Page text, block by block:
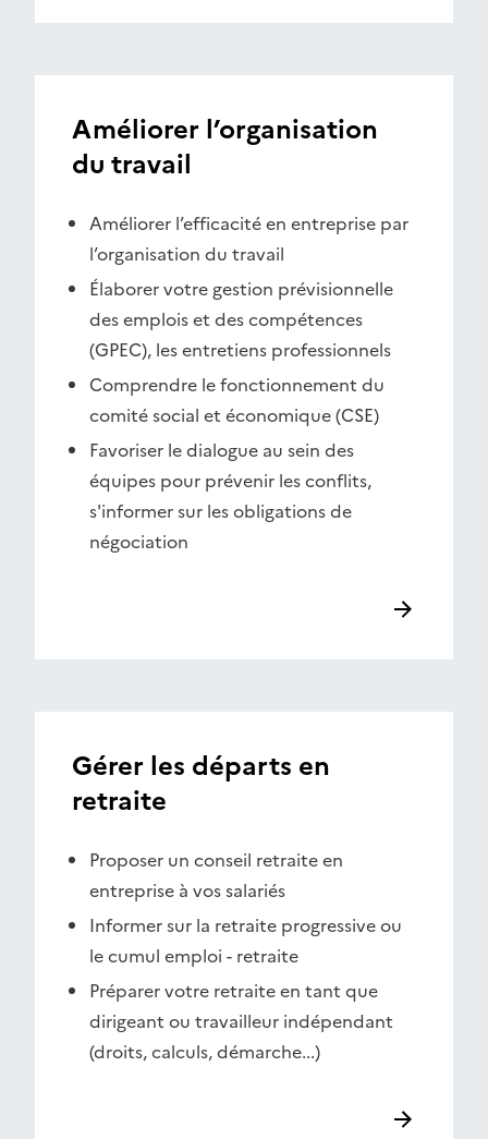
Améliorer l’organisation
du travail
Améliorer l’efficacité en entreprise par
l’organisation du travail
Élaborer votre gestion prévisionnelle
des emplois et des compétences
(GPEC), les entretiens professionnels
Comprendre le fonctionnement du
comité social et économique (CSE)
Favoriser le dialogue au sein des
équipes pour prévenir les conflits,
s'informer sur les obligations de
négociation
Gérer les départs en
retraite
Proposer un conseil retraite en
entreprise à vos salariés
Informer sur la retraite progressive ou
le cumul emploi - retraite
Préparer votre retraite en tant que
dirigeant ou travailleur indépendant
(droits, calculs, démarche...)